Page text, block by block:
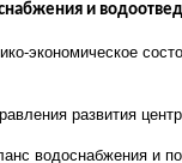
и
экономическое
развития
водоснабжения и